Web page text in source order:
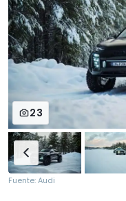
23
Fuente: Audi